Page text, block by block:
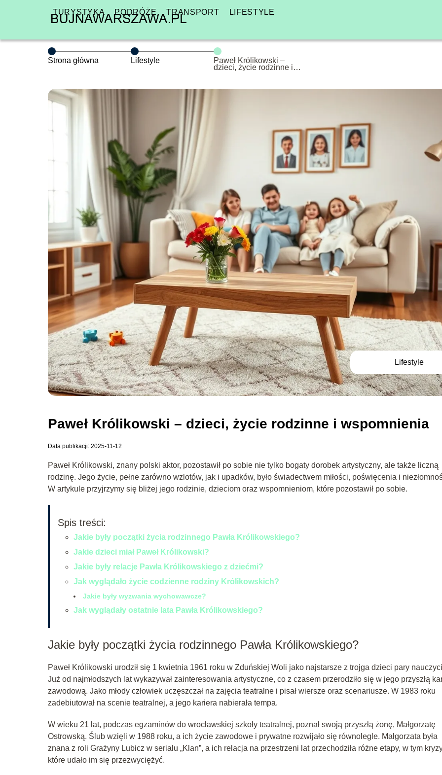
TURYSTYKA PODRÓŻE TRANSPORT LIFESTYLE
Strona główna Lifestyle
Paweł Królikowski –
dzieci, życie rodzinne i
Lifestyle
Paweł Królikowski – dzieci, życie rodzinne i wspomnienia
Data publikacji: 2025-11-12
Paweł Królikowski, znany polski aktor, pozostawił po sobie nie tylko bogaty dorobek artystyczny, ale także liczną
rodzinę. Jego życie, pełne zarówno wzlotów, jak i upadków, było świadectwem miłości, poświęcenia i
W artykule przyjrzymy się bliżej jego rodzinie, dzieciom oraz wspomnieniom, które pozostawił po sobie.
Spis treści:
Jakie były początki życia rodzinnego Pawła Królikowskiego?
Jakie dzieci miał Paweł Królikowski?
Jakie były relacje Pawła Królikowskiego z dziećmi?
Jak wyglądało życie codzienne rodziny Królikowskich?
Jakie były wyzwania wychowawcze?
Jak wyglądały ostatnie lata Pawła Królikowskiego?
Jakie były początki życia rodzinnego Pawła Królikowskiego?
Paweł Królikowski urodził się 1 kwietnia 1961 roku w Zduńskiej Woli jako najstarsze z trojga dzieci pary
Już od najmłodszych lat wykazywał zainteresowania artystyczne, co z czasem przerodziło się w jego przyszłą
zawodową. Jako młody człowiek uczęszczał na zajęcia teatralne i pisał wiersze oraz scenariusze. W 1983 roku
zadebiutował na scenie teatralnej, a jego kariera nabierała tempa.
W wieku 21 lat, podczas egzaminów do wrocławskiej szkoły teatralnej, poznał swoją przyszłą żonę, Małgorzatę
Ostrowską. Ślub wzięli w 1988 roku, a ich życie zawodowe i prywatne rozwijało się równolegle. Małgorzata była
znana z roli Grażyny Lubicz w serialu „Klan”, a ich relacja na przestrzeni lat przechodziła różne etapy, w tym
które udało im się przezwyciężyć.